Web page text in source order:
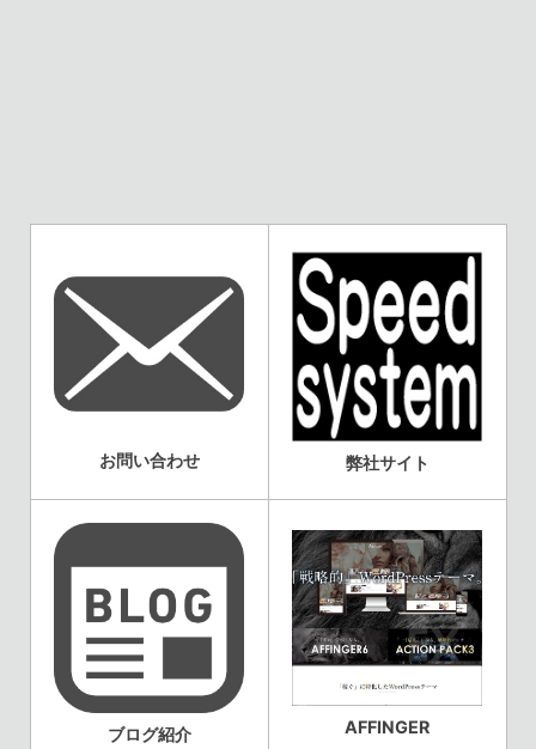
お問い合わせ 弊社サイト
ブログ紹介 AFFINGER